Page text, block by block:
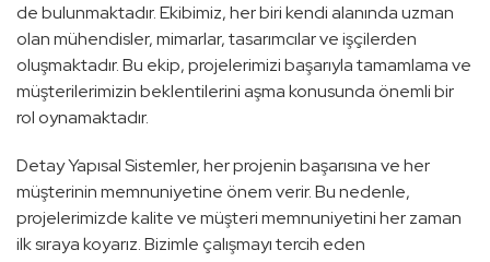
de bulunmaktadır. Ekibimiz, her biri kendi alanında uzman
olan mühendisler, mimarlar, tasarımcılar ve işçilerden
oluşmaktadır. Bu ekip, projelerimizi başarıyla tamamlama ve
müşterilerimizin beklentilerini aşma konusunda önemli bir
rol oynamaktadır.
Detay Yapısal Sistemler, her projenin başarısına ve her
müşterinin memnuniyetine önem verir. Bu nedenle,
projelerimizde kalite ve müşteri memnuniyetini her zaman
ilk sıraya koyarız. Bizimle çalışmayı tercih eden